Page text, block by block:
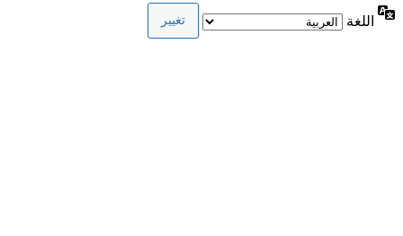
اللغة